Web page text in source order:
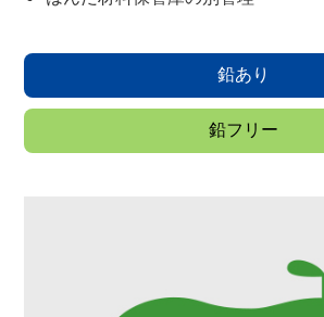
鉛あり
鉛フリー